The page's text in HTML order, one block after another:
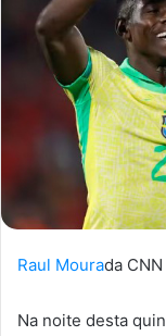
Raul Mourada CNN
Na noite desta